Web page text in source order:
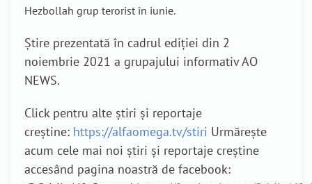
Hezbollah grup terorist în iunie.
Știre prezentată în cadrul ediției din 2
noiembrie 2021 a grupajului informativ AO
NEWS.
Click pentru alte știri și reportaje
creștine: https://alfaomega.tv/stiri Urmărește
acum cele mai noi știri și reportaje creștine
accesând pagina noastră de facebook: